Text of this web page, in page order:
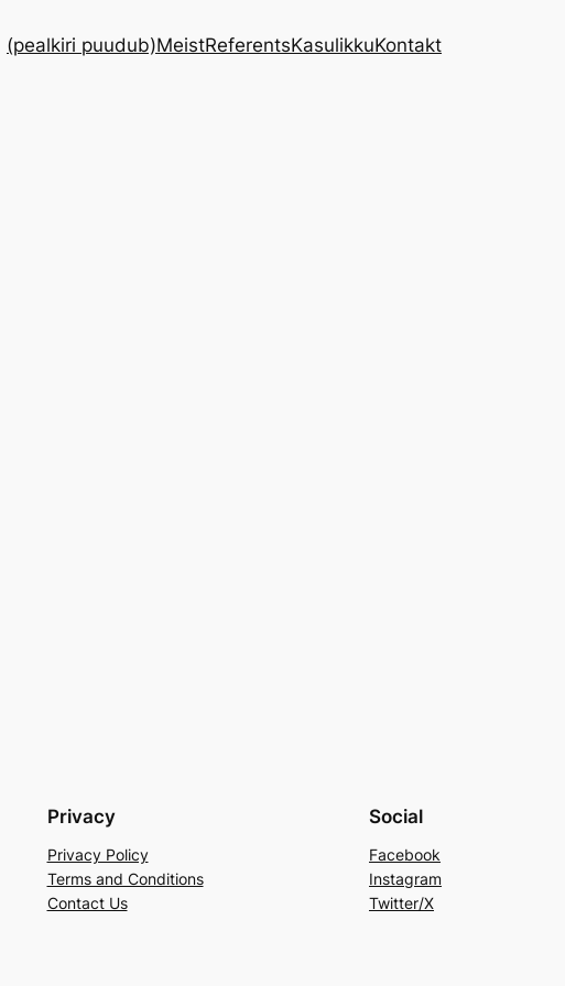
(pealkiri puudub)MeistReferentsKasulikkuKontakt
Privacy
Privacy Policy
Terms and Conditions
Contact Us
Social
Facebook
Instagram
Twitter/X